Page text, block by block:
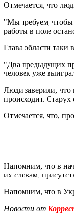
Отмечается, что
"Мы требуем, чтобы
работы в поле
Глава области таки
"Два предыдущих
человек уже
Люди заверили, что
происходит. Старух
Отмечается, что,
Напомним, что в
их словам,
Напомним, что в
Новости от